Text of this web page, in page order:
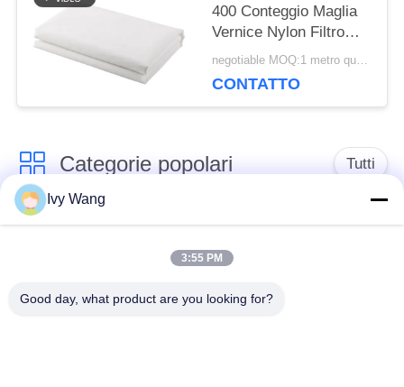
400 Conteggio Maglia
Vernice Nylon Filtro
Maglia Tessuto Tessutonegotiable MOQ:1 metro quadrato
CONTATTO
Categorie popolari Tutti
cinghia della rete
della maglia
Ivy Wang
3:55 PM
Good day, what product are you looking for?